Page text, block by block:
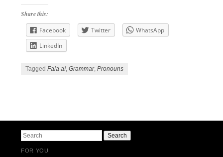
Share this:
Facebook
Twitter
WhatsApp
LinkedIn
TaggedFala aí,Grammar,Pronouns
Search
FOR YOU